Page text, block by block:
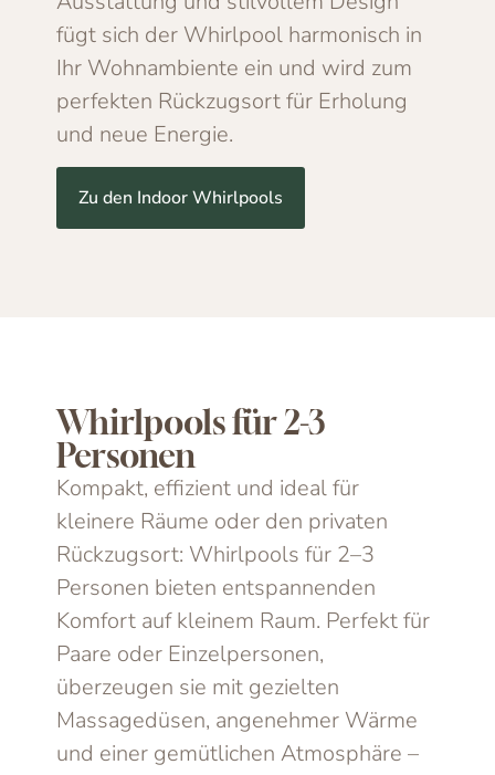
fügt sich der Whirlpool harmonisch in
Ihr Wohnambiente ein und wird zum
perfekten Rückzugsort für Erholung
und neue Energie.
Zu den Indoor Whirlpools
Whirlpools für 2-3
Personen
Kompakt, effizient und ideal für
kleinere Räume oder den privaten
Rückzugsort: Whirlpools für 2–3
Personen bieten entspannenden
Komfort auf kleinem Raum. Perfekt für
Paare oder Einzelpersonen,
überzeugen sie mit gezielten
Massagedüsen, angenehmer Wärme
und einer gemütlichen Atmosphäre –